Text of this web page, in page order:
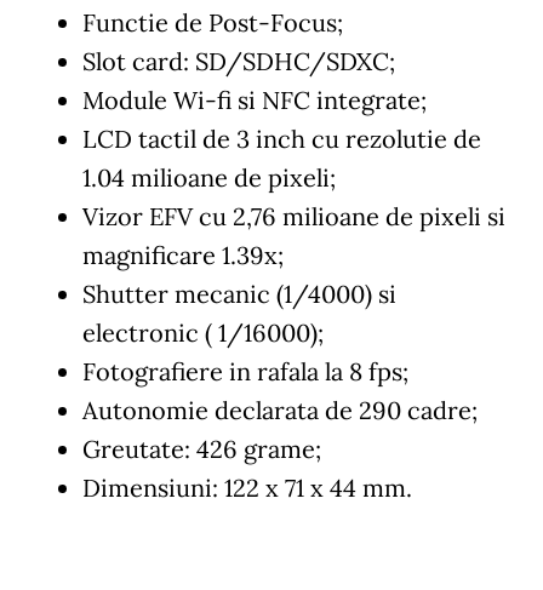
Functie de Post-Focus;
Slot card: SD/SDHC/SDXC;
Module Wi-fi si NFC integrate;
LCD tactil de 3 inch cu rezolutie de
1.04 milioane de pixeli;
Vizor EFV cu 2,76 milioane de pixeli si
magnificare 1.39x;
Shutter mecanic (1/4000) si
electronic ( 1/16000);
Fotografiere in rafala la 8 fps;
Autonomie declarata de 290 cadre;
Greutate: 426 grame;
Dimensiuni: 122 x 71 x 44 mm.